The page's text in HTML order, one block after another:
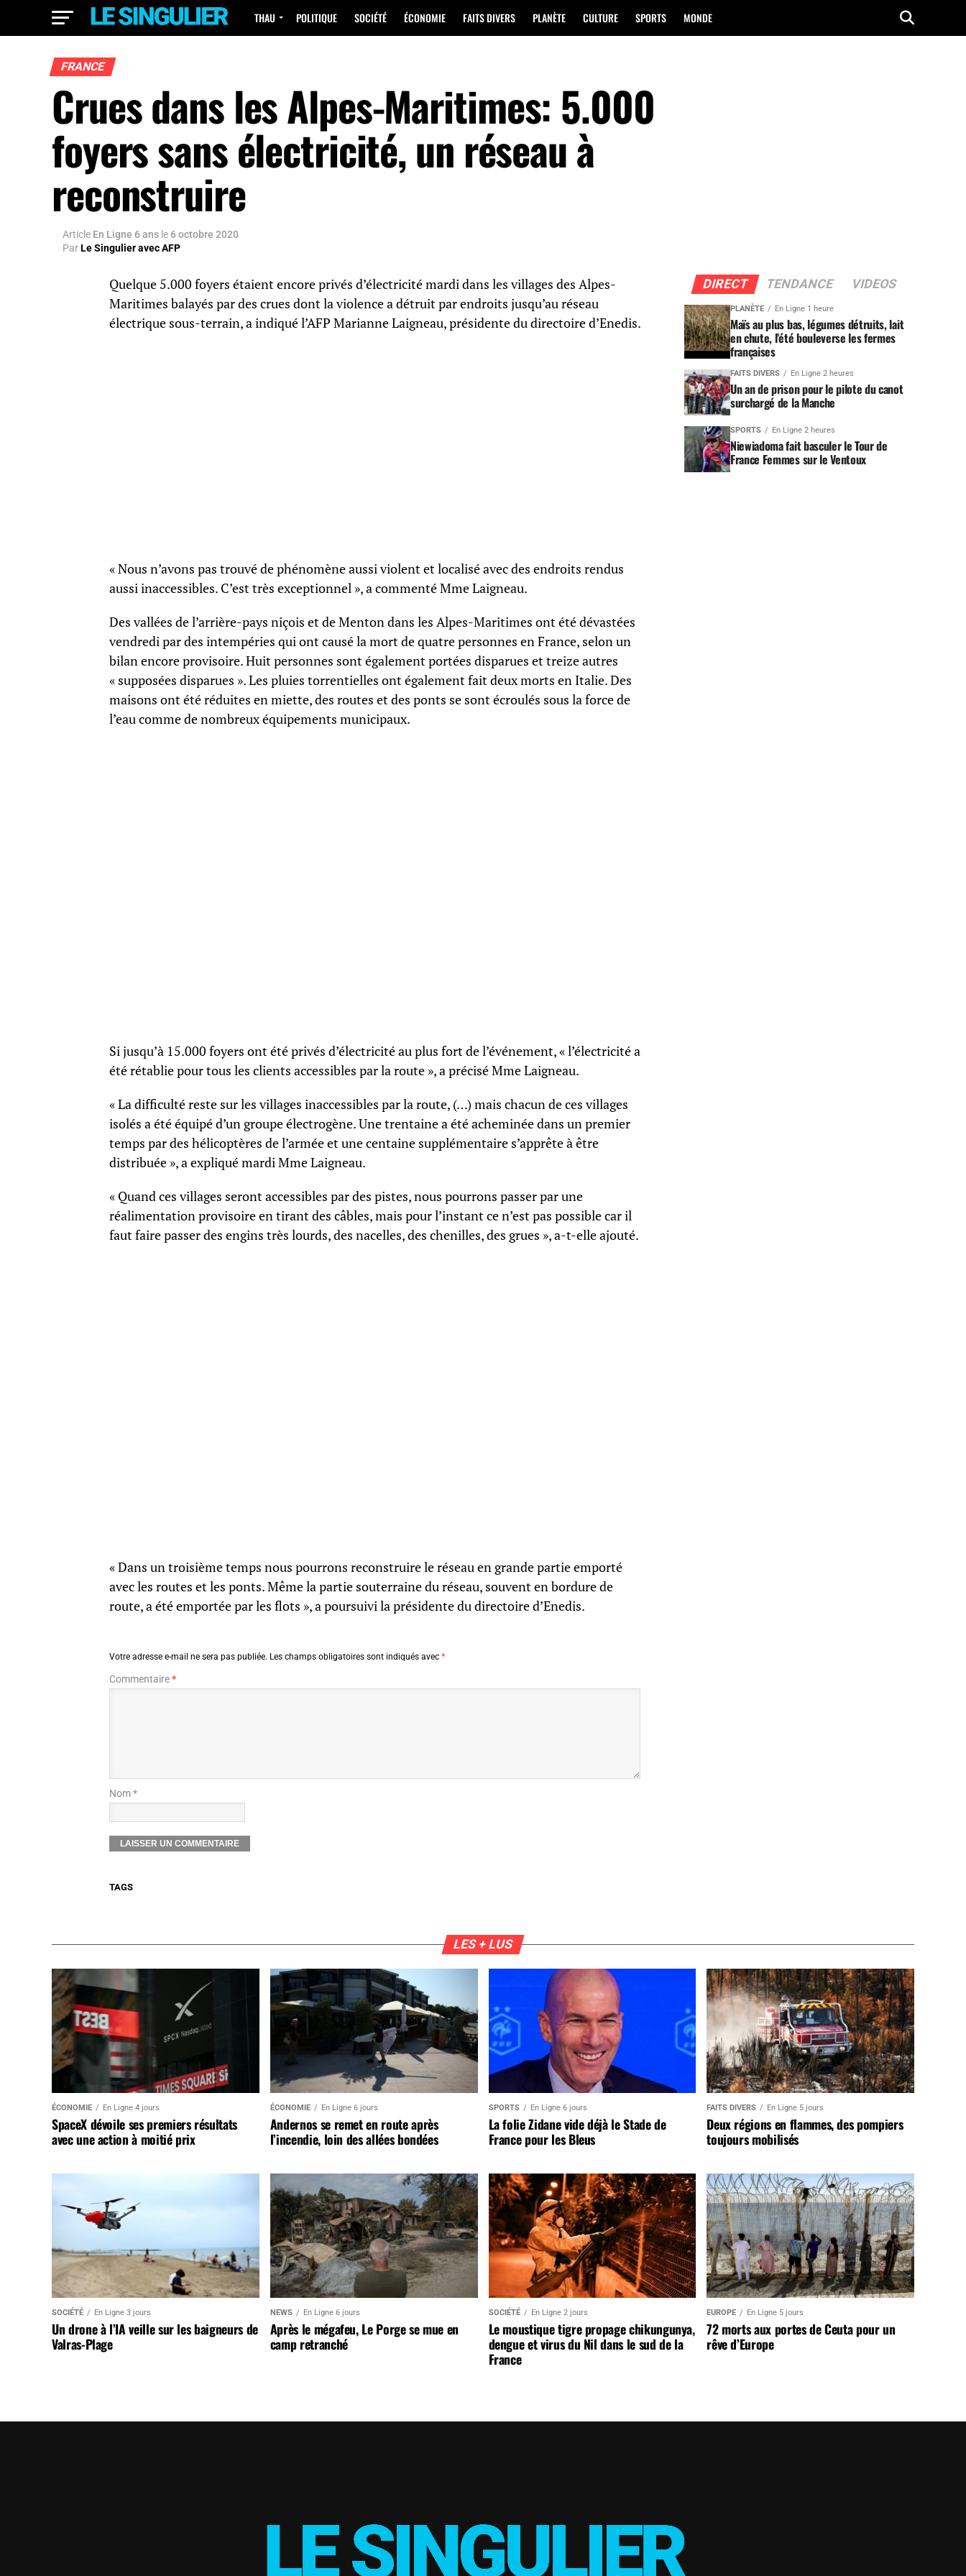
THAU POLITIQUE SOCIÉTÉ ÉCONOMIE FAITS DIVERS PLANÈTE CULTURE SPORTS MONDE
FRANCE
Crues dans les Alpes-Maritimes: 5.000
foyers sans électricité, un réseau à
reconstruire
Article En Ligne 6 ans le 6 octobre 2020
ParLe Singulier avec AFP
Quelque 5.000 foyers étaient encore privés d’électricité mardi dans les villages des Alpes-
Maritimes balayés par des crues dont la violence a détruit par endroits jusqu’au réseau
électrique sous-terrain, a indiqué l’AFP Marianne Laigneau, présidente du directoire d’Enedis.
« Nous n’avons pas trouvé de phénomène aussi violent et localisé avec des endroits rendus
aussi inaccessibles. C’est très exceptionnel », a commenté Mme Laigneau.
Des vallées de l’arrière-pays niçois et de Menton dans les Alpes-Maritimes ont été dévastées
vendredi par des intempéries qui ont causé la mort de quatre personnes en France, selon un
bilan encore provisoire. Huit personnes sont également portées disparues et treize autres
« supposées disparues ». Les pluies torrentielles ont également fait deux morts en Italie. Des
maisons ont été réduites en miette, des routes et des ponts se sont écroulés sous la force de
l’eau comme de nombreux équipements municipaux.
Si jusqu’à 15.000 foyers ont été privés d’électricité au plus fort de l’événement, « l’électricité a
été rétablie pour tous les clients accessibles par la route », a précisé Mme Laigneau.
« La difficulté reste sur les villages inaccessibles par la route, (…) mais chacun de ces villages
isolés a été équipé d’un groupe électrogène. Une trentaine a été acheminée dans un premier
temps par des hélicoptères de l’armée et une centaine supplémentaire s’apprête à être
distribuée », a expliqué mardi Mme Laigneau.
« Quand ces villages seront accessibles par des pistes, nous pourrons passer par une
réalimentation provisoire en tirant des câbles, mais pour l’instant ce n’est pas possible car il
faut faire passer des engins très lourds, des nacelles, des chenilles, des grues », a-t-elle ajouté.
« Dans un troisième temps nous pourrons reconstruire le réseau en grande partie emporté
avec les routes et les ponts. Même la partie souterraine du réseau, souvent en bordure de
route, a été emportée par les flots », a poursuivi la présidente du directoire d’Enedis.
Votre adresse e-mail ne sera pas publiée. Les champs obligatoires sont indiqués avec *
Commentaire*
Nom *
TAGS
DIRECT TENDANCE VIDEOS
PLANÈTE En Ligne 1 heure
Maïs au plus bas, légumes détruits, lait
en chute, l’été bouleverse les fermes
françaises
FAITS DIVERS En Ligne 2 heures
Un an de prison pour le pilote du canot
surchargé de la Manche
SPORTS En Ligne 2 heures
Niewiadoma fait basculer le Tour de
France Femmes sur le Ventoux
LES + LUS
ÉCONOMIE En Ligne 4 jours
SpaceX dévoile ses premiers résultats
avec une action à moitié prix
ÉCONOMIE En Ligne 6 jours
Andernos se remet en route après
l’incendie, loin des allées bondées
SPORTS En Ligne 6 jours
La folie Zidane vide déjà le Stade de
France pour les Bleus
FAITS DIVERS En Ligne 5 jours
Deux régions en flammes, des pompiers
toujours mobilisés
SOCIÉTÉ En Ligne 3 jours
Un drone à l’IA veille sur les baigneurs de
Valras-Plage
NEWS En Ligne 6 jours
Après le mégafeu, Le Porge se mue en
camp retranché
SOCIÉTÉ En Ligne 2 jours
Le moustique tigre propage chikungunya,
dengue et virus du Nil dans le sud de la
France
EUROPE En Ligne 5 jours
72 morts aux portes de Ceuta pour un
rêve d’Europe